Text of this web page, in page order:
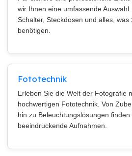
wir Ihnen eine umfassende
Schalter, Steckdosen und alles,
benötigen.
Fototechnik
Erleben Sie die Welt der Fotografie
hochwertigen Fototechnik. Von
hin zu Beleuchtungslösungen
beeindruckende Aufnahmen.